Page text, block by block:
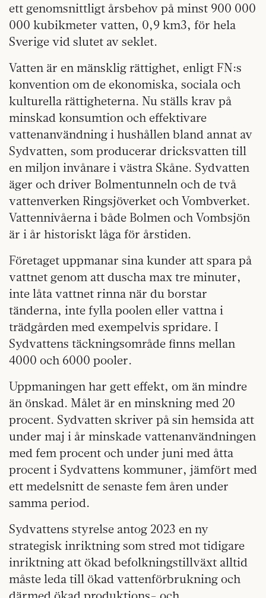
ett genomsnittligt årsbehov på minst 900 000
000 kubikmeter vatten, 0,9 km3, för hela
Sverige vid slutet av seklet.
Vatten är en mänsklig rättighet, enligt FN:s
konvention om de ekonomiska, sociala och
kulturella rättigheterna. Nu ställs krav på
minskad konsumtion och effektivare
vattenanvändning i hushållen bland annat av
Sydvatten, som producerar dricksvatten till
en miljon invånare i västra Skåne. Sydvatten
äger och driver Bolmentunneln och de två
vattenverken Ringsjöverket och Vombverket.
Vattennivåerna i både Bolmen och Vombsjön
är i år historiskt låga för årstiden.
Företaget uppmanar sina kunder att spara på
vattnet genom att duscha max tre minuter,
inte låta vattnet rinna när du borstar
tänderna, inte fylla poolen eller vattna i
trädgården med exempelvis spridare. I
Sydvattens täckningsområde finns mellan
4000 och 6000 pooler.
Uppmaningen har gett effekt, om än mindre
än önskad. Målet är en minskning med 20
procent. Sydvatten skriver på sin hemsida att
under maj i år minskade vattenanvändningen
med fem procent och under juni med åtta
procent i Sydvattens kommuner, jämfört med
ett medelsnitt de senaste fem åren under
samma period.
Sydvattens styrelse antog 2023 en ny
strategisk inriktning som stred mot tidigare
inriktning att ökad befolkningstillväxt alltid
måste leda till ökad vattenförbrukning och